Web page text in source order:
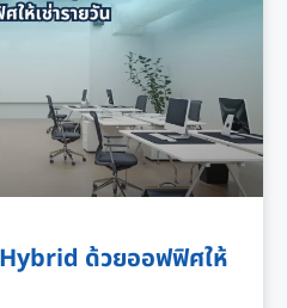
ด้วยออฟฟิศให้